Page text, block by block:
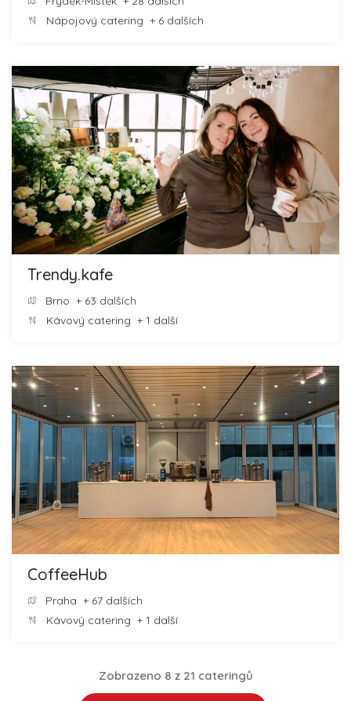
Nápojový catering + 6 dalších
Trendy.kafe
Brno + 63 dalších
Kávový catering + 1 další
CoffeeHub
Praha + 67 dalších
Kávový catering + 1 další
Zobrazeno 8 z 21 cateringů